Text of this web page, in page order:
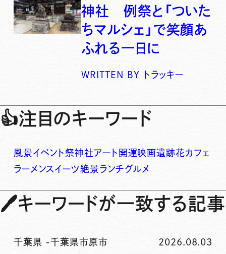
神社 例祭と「ついた
ちマルシェ」で笑顔あ
ふれる一日に
WRITTEN BY トラッキー
👍注目のキーワード
風景イベント祭神社アート 開運映画遺跡花カフェ
ラーメンスイーツ絶景ランチグルメ
🖊キーワードが一致する記事
千葉県 -千葉県市原市 2026.08.03